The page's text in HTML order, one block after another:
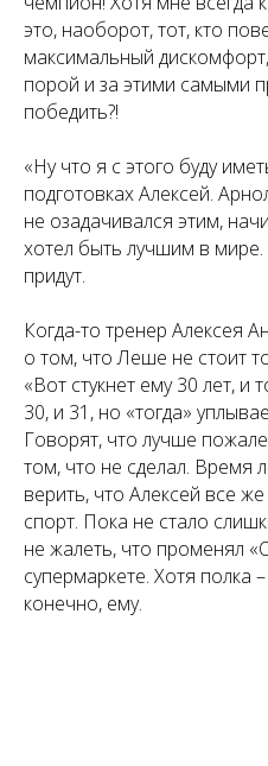
это, наоборот, тот, кто
максимальный
порой и за этими самыми
победить?!
«Ну что я с этого буду
подготовках Алексей.
не озадачивался этим,
хотел быть лучшим в мире.
придут.
Когда-то тренер Алексея
о том, что Леше не стоит
«Вот стукнет ему 30 лет, и
30, и 31, но «тогда»
Говорят, что лучше
том, что не сделал. Время
верить, что Алексей все
спорт. Пока не стало
не жалеть, что променял
супермаркете. Хотя полка
конечно, ему.